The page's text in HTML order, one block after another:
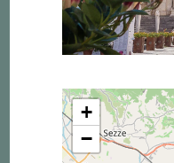
+
−